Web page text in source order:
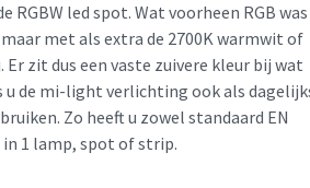
RGBW led spot. Wat voorheen RGB
maar met als extra de 2700K warmwit of
zit dus een vaste zuivere kleur bij wat
u de mi-light verlichting ook als
Zo heeft u zowel standaard EN
1 lamp, spot of strip.